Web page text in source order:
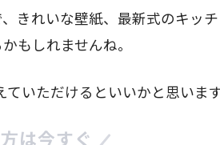
きれいな壁紙、最新式のキッ
もしれませんね。
いただけるといいかと思います
は今すぐ